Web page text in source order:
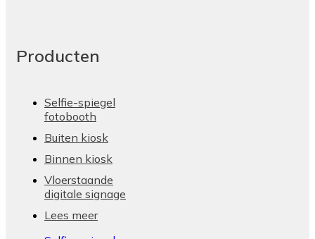
Producten
Selfie-spiegel
fotobooth
Buiten kiosk
Binnen kiosk
Vloerstaande
digitale signage
Lees meer